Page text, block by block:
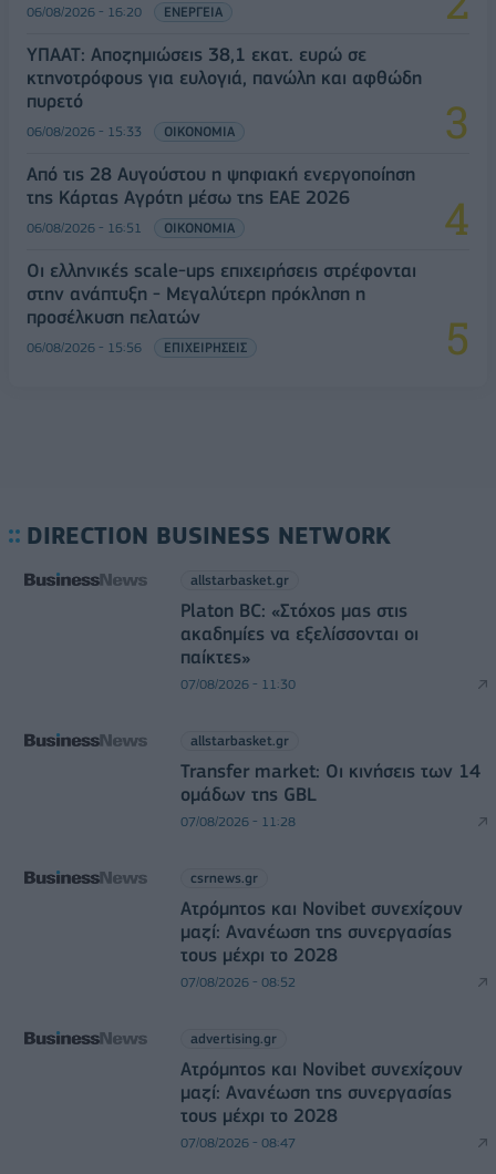
06/08/2026 - 16:20 ΕΝΕΡΓΕΙΑ
ΥΠΑΑΤ: Αποζημιώσεις 38,1 εκατ. ευρώ σε
κτηνοτρόφους για ευλογιά, πανώλη και αφθώδη
πυρετό
06/08/2026 - 15:33 ΟΙΚΟΝΟΜΙΑ
Από τις 28 Αυγούστου η ψηφιακή ενεργοποίηση
της Κάρτας Αγρότη μέσω της ΕΑΕ 2026
06/08/2026 - 16:51 ΟΙΚΟΝΟΜΙΑ
Οι ελληνικές scale-ups επιχειρήσεις στρέφονται
στην ανάπτυξη - Μεγαλύτερη πρόκληση η
προσέλκυση πελατών
06/08/2026 - 15:56 ΕΠΙΧΕΙΡΗΣΕΙΣ
DIRECTION BUSINESS NETWORK
allstarbasket.gr
Platon BC: «Στόχος μας στις
ακαδημίες να εξελίσσονται οι
παίκτες»
07/08/2026 - 11:30
allstarbasket.gr
Transfer market: Οι κινήσεις των 14
ομάδων της GBL
07/08/2026 - 11:28
csrnews.gr
Ατρόμητος και Novibet συνεχίζουν
μαζί: Ανανέωση της συνεργασίας
τους μέχρι το 2028
07/08/2026 - 08:52
advertising.gr
Ατρόμητος και Novibet συνεχίζουν
μαζί: Ανανέωση της συνεργασίας
τους μέχρι το 2028
07/08/2026 - 08:47